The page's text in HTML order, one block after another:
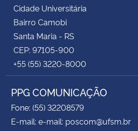
Cidade Universitária
Bairro Camobi
Santa Maria - RS
CEP: 97105-900
+55 (55) 3220-8000
PPG COMUNICAÇÃO
Fone: (55) 32208579
E-mail: e-mail: poscom@ufsm.br